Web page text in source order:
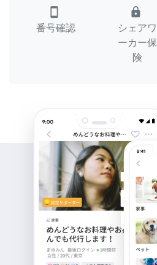
smartphone
番号確認
lock
シェアワ
ーカー保
険